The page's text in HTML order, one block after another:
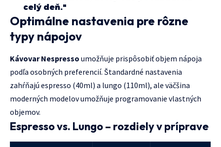
celý deň."
Optimálne nastavenia pre rôzne
typy nápojov
Kávovar Nespresso umožňuje prispôsobiť objem nápoja
podľa osobných preferencií. Štandardné nastavenia
zahŕňajú espresso (40ml) a lungo (110ml), ale väčšina
moderných modelov umožňuje programovanie vlastných
objemov.
Espresso vs. Lungo – rozdiely v príprave